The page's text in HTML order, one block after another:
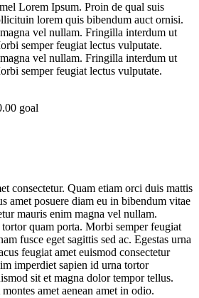
Lorem Ipsum. Proin de qual suis
lorem quis bibendum auct ornisi.
vel nullam. Fringilla interdum ut
semper feugiat lectus vulputate.
vel nullam. Fringilla interdum ut
semper feugiat lectus vulputate.
goal
consectetur. Quam etiam orci duis mattis
amet posuere diam eu in bibendum vitae
mauris enim magna vel nullam.
quam porta. Morbi semper feugiat
fusce eget sagittis sed ac. Egestas urna
feugiat amet euismod consectetur
imperdiet sapien id urna tortor
sit et magna dolor tempor tellus.
amet aenean amet in odio.